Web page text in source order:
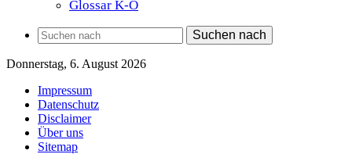
Glossar K-O
Suchen nach
Donnerstag, 6. August 2026
Impressum
Datenschutz
Disclaimer
Über uns
Sitemap